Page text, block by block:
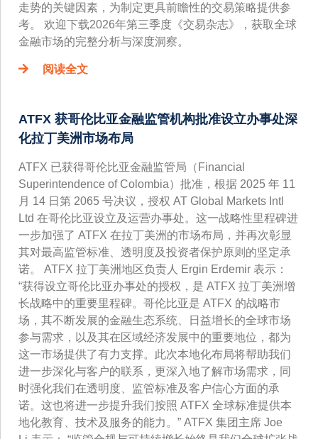
走势的关键因素，为制定更具前瞻性的交易策略提供参
考。 欢迎下载2026年第三季度《交易杂志》，获取全球
金融市场的完整分析与深度洞察。
阅读全文
ATFX 获哥伦比亚金融监管机构批准设立办事处深
化拉丁美洲市场布局
ATFX 已获得哥伦比亚金融监管局（Financial
Superintendence of Colombia）批准，根据 2025 年 11
月 14 日第 2065 号决议，授权 AT Global Markets Intl
Ltd 在哥伦比亚设立及运营办事处。这一战略性里程碑进
一步加强了 ATFX 在拉丁美洲的市场布局，并再次彰显
其对最高监管标准、透明度及投资者保护原则的坚定承
诺。 ATFX 拉丁美洲地区负责人 Ergin Erdemir 表示：
“获得设立哥伦比亚办事处的授权，是 ATFX 拉丁美洲增
长战略中的重要里程碑。哥伦比亚是 ATFX 的战略市
场，其不断发展的金融生态系统、日益增长的全球市场
参与需求，以及其在区域经济发展中的重要地位，都为
这一市场提供了有力支撑。此次本地化布局将帮助我们
进一步深化与客户的联系，更深入地了解市场需求，同
时强化我们在透明度、监管标准及客户信心方面的承
诺。这也将进一步提升我们按照 ATFX 全球标准提供本
地化教育、技术及服务的能力。” ATFX 集团主席 Joe